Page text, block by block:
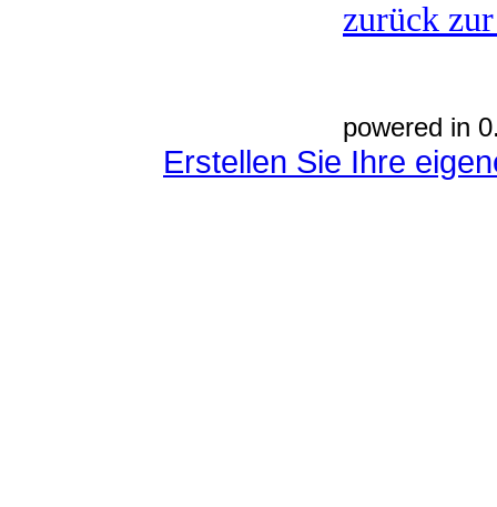
zurück
powered in
Erstellen Sie Ihre